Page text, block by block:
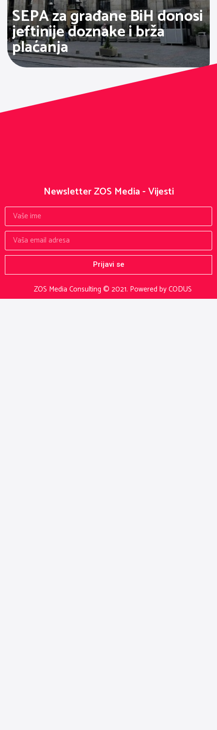
SEPA za građane BiH donosi
jeftinije doznake i brža
plaćanja
ZOS Media Consulting © 2021. Powered by CODUS
Newsletter ZOS Media - Vijesti
Prijavi se